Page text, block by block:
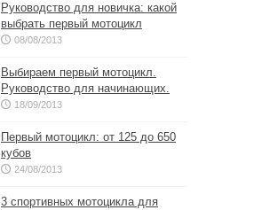
Руководство для новичка: какой
выбрать первый мотоцикл
08/08/2013
Выбираем первый мотоцикл.
Руководство для начинающих.
18/09/2013
Первый мотоцикл: от 125 до 650
кубов
24/08/2013
3 спортивных мотоцикла для